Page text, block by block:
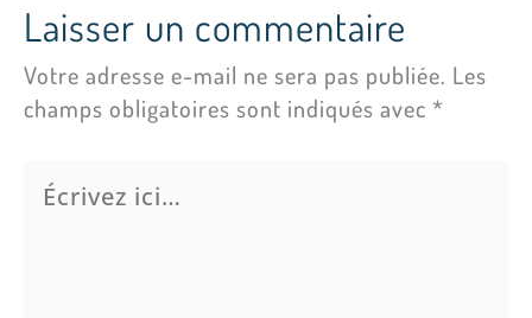
Laisser un commentaire
Votre adresse e-mail ne sera pas publiée. Les
champs obligatoires sont indiqués avec *
Écrivez
ici…